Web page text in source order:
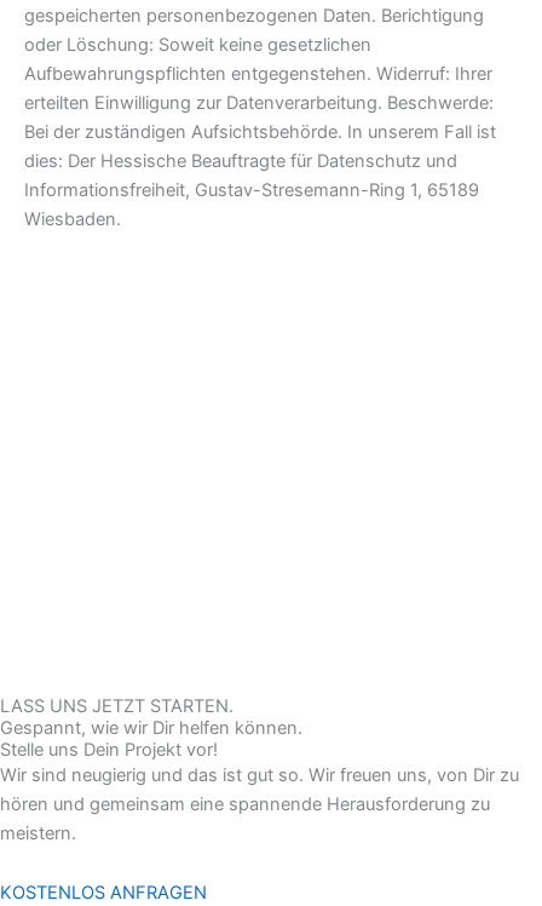
gespeicherten personenbezogenen Daten. Berichtigung
oder Löschung: Soweit keine gesetzlichen
Aufbewahrungspflichten entgegenstehen. Widerruf: Ihrer
erteilten Einwilligung zur Datenverarbeitung. Beschwerde:
Bei der zuständigen Aufsichtsbehörde. In unserem Fall ist
dies: Der Hessische Beauftragte für Datenschutz und
Informationsfreiheit, Gustav-Stresemann-Ring 1, 65189
Wiesbaden.
LASS UNS JETZT STARTEN.
Gespannt, wie wir Dir helfen können.
Stelle uns Dein Projekt vor!
Wir sind neugierig und das ist gut so. Wir freuen uns, von Dir zu
hören und gemeinsam eine spannende Herausforderung zu
meistern.
KOSTENLOS ANFRAGEN